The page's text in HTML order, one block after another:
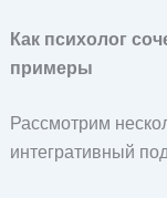
Как психолог
примеры
Рассмотрим
интегративный